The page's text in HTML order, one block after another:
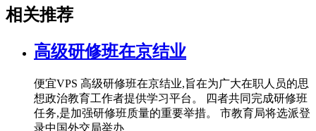
相关推荐
高级研修班在京结业
便宜VPS 高级研修班在京结业,旨在为广大在职人员的思
想政治教育工作者提供学习平台。 四者共同完成研修班
任务,是加强研修班质量的重要举措。 市教育局将选派登
录中国外交局举办